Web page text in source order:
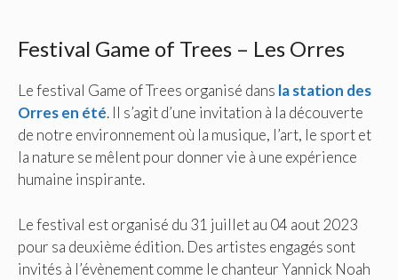
Festival Game of Trees – Les Orres
Le festival Game of Trees organisé dans la station des
Orres en été. Il s’agit d’une invitation à la découverte
de notre environnement où la musique, l’art, le sport et
la nature se mêlent pour donner vie à une expérience
humaine inspirante.
Le festival est organisé du 31 juillet au 04 aout 2023
pour sa deuxième édition. Des artistes engagés sont
invités à l’évènement comme le chanteur Yannick Noah